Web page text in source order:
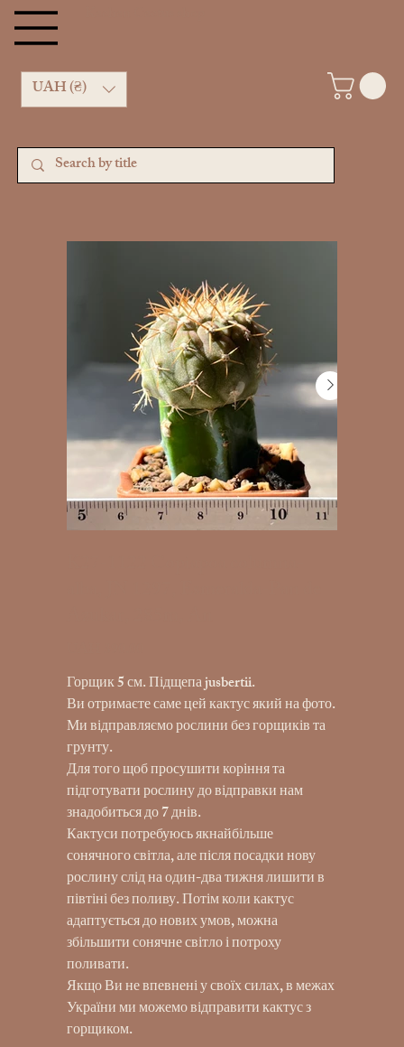
UAH (₴)
Горщик 5 см. Підщепа jusbertii.
Ви отримаєте саме цей кактус який на фото.
Ми відправляємо рослини без горщиків та
грунту.
Для того щоб просушити коріння та
підготувати рослину до відправки нам
знадобиться до 7 днів.
Кактуси потребуюсь якнайбільше
сонячного світла, але після посадки нову
рослину слід на один-два тижня лишити в
півтіні без поливу. Потім коли кактус
адаптується до нових умов, можна
збільшити сонячне світло і потроху
поливати.
Якщо Ви не впевнені у своїх силах, в межах
України ми можемо відправити кактус з
горщиком.